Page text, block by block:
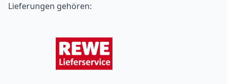
Lieferungen gehören: